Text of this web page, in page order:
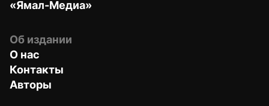
«Ямал-Медиа»
Об издании
О нас
Контакты
Авторы